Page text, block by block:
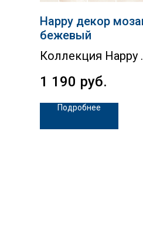
Happy декор
бежевый
Коллекция Happy
1 190 руб.
Подробнее